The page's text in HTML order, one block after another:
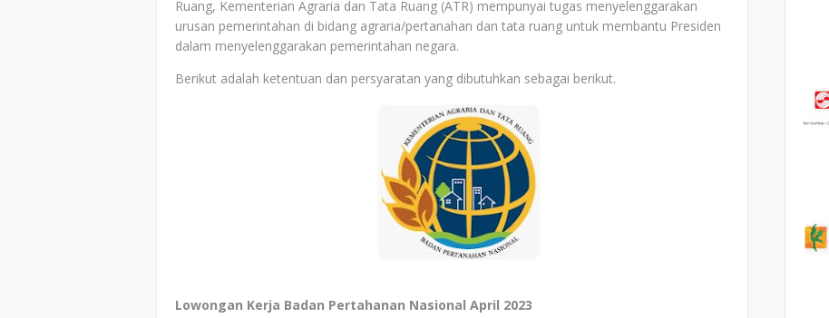
Ruang, Kementerian Agraria dan Tata Ruang (ATR) mempunyai tugas menyelenggarakan
urusan pemerintahan di bidang agraria/pertanahan dan tata ruang untuk membantu Presiden
dalam menyelenggarakan pemerintahan negara.
Berikut adalah ketentuan dan persyaratan yang dibutuhkan sebagai berikut.
Lowongan Kerja Badan Pertahanan Nasional April 2023